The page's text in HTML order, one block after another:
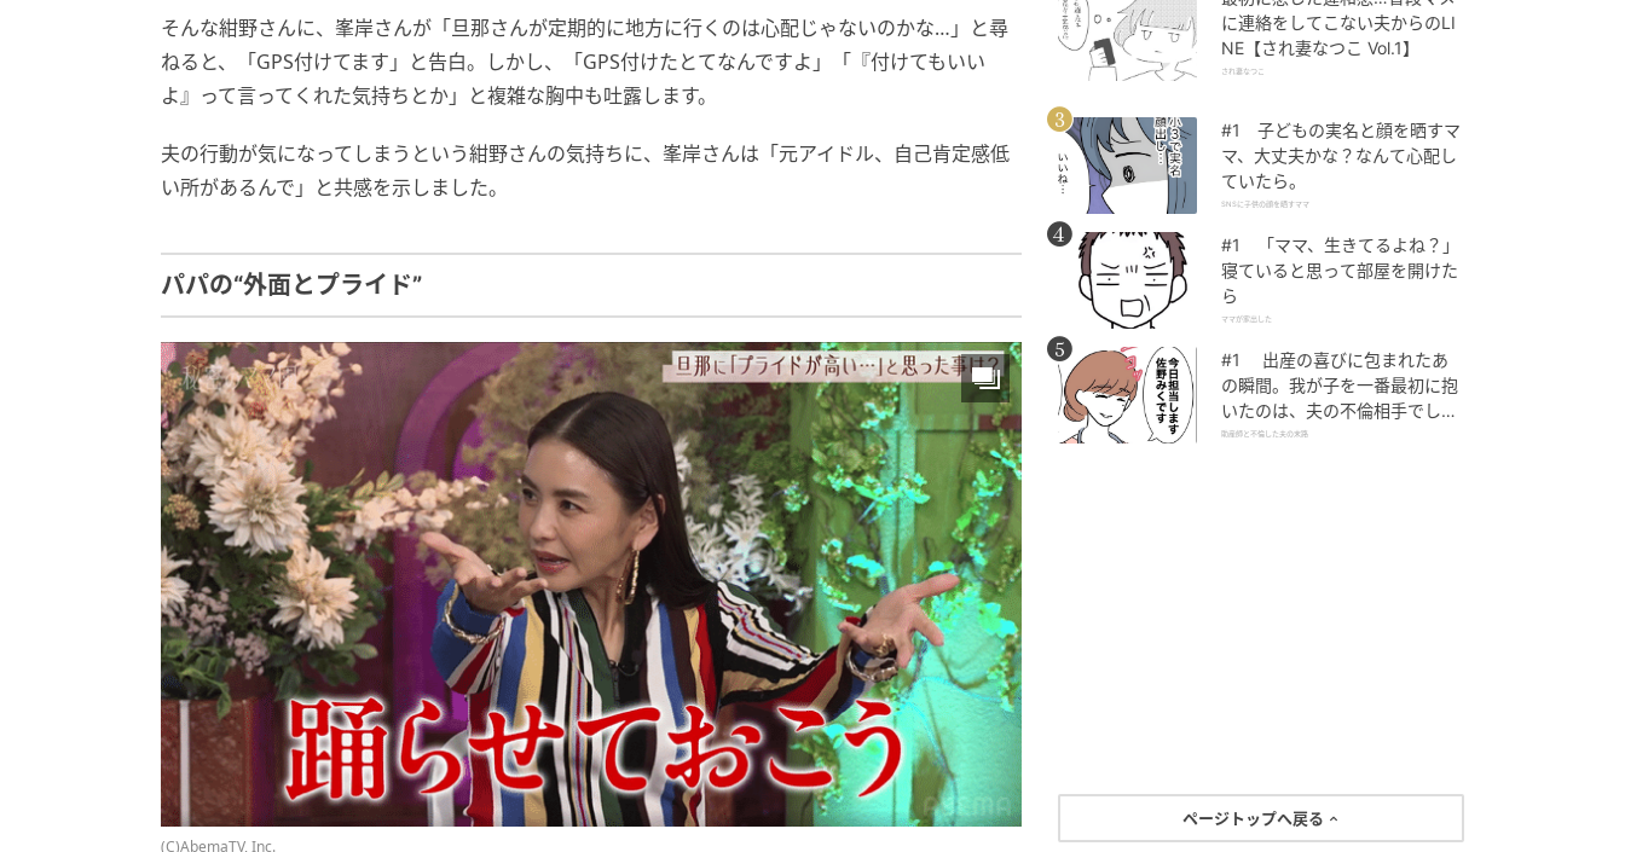
そんな紺野さんに、峯岸さんが「旦那さんが定期的に地方に行くのは心配じゃないのかな…」と尋
ねると、「GPS付けてます」と告白。しかし、「GPS付けたとてなんですよ」「『付けてもいい
よ』って言ってくれた気持ちとか」と複雑な胸中も吐露します。
夫の行動が気になってしまうという紺野さんの気持ちに、峯岸さんは「元アイドル、自己肯定感低
い所があるんで」と共感を示しました。
パパの“外面とプライド”
(C)AbemaTV, Inc.
に連絡をしてこない夫からのLI
NE【され妻なつこ Vol.1】
され妻なつこ
#1 子どもの実名と顔を晒すマ
マ、大丈夫かな？なんて心配し
ていたら。
SNSに子供の顔を晒すママ
#1 「ママ、生きてるよね？」
寝ていると思って部屋を開けた
ら
ママが家出した
#1 出産の喜びに包まれたあ
の瞬間。我が子を一番最初に抱
いたのは、夫の不倫相手でし
た。
助産師と不倫した夫の末路
ページトップへ戻る